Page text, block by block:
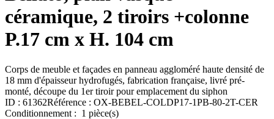
céramique, 2 tiroirs +colonne
P.17 cm x H. 104 cm
Corps de meuble et façades en panneau aggloméré haute densité de
18 mm d'épaisseur hydrofugés, fabrication française, livré pré-
monté, découpe du 1er tiroir pour emplacement du siphon
ID : 61362Référence : OX-BEBEL-COLDP17-1PB-80-2T-CER
Conditionnement : 1 pièce(s)